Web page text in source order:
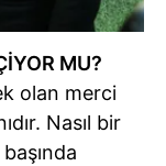
MU?
olan merci
Nasıl bir